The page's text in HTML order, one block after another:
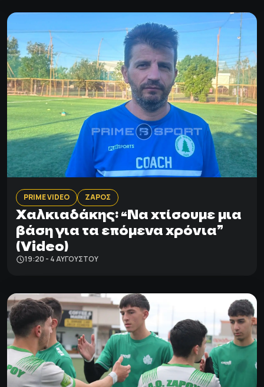
PRIME VIDEO ΖΑΡΟΣ
Χαλκιαδάκης: “Να χτίσουμε μια
βάση για τα επόμενα χρόνια”
(Video)
19:20 - 4 ΑΥΓΟΎΣΤΟΥ